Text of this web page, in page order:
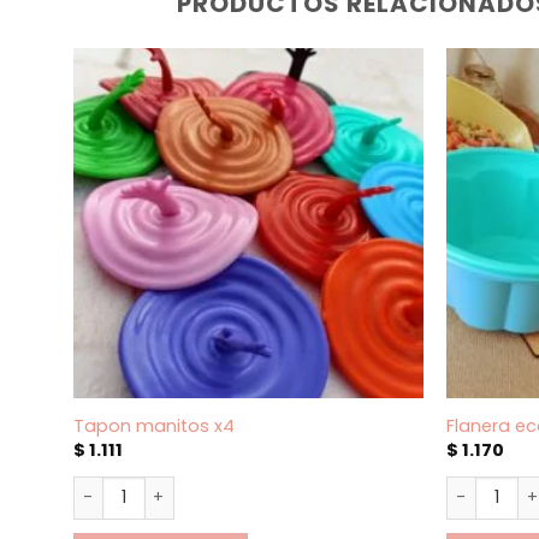
Tapon manitos x4
$ 1.111
Tapon manitos x4 cantidad
Flanera
$ 1.170
Flanera